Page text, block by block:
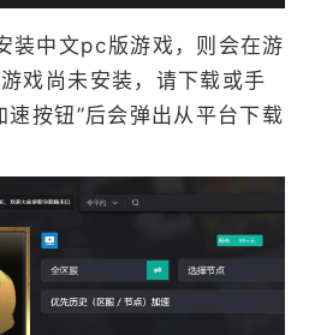
装中文pc版游戏，则会在游
戏尚未安装，请下载或手
速按钮”后会弹出从平台下载